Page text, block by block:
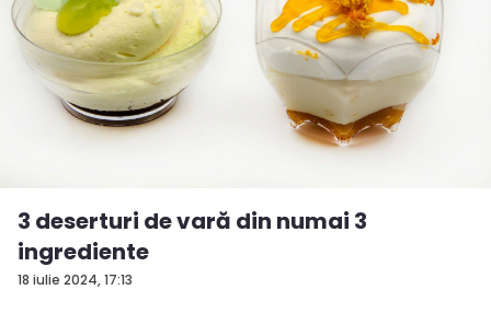
18 iulie 2024, 17:13
3 deserturi de vară din numai 3
ingrediente